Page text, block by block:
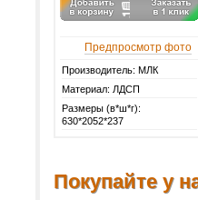
Предпросмотр фото
Производитель: МЛК
Материал: ЛДСП
Размеры (в*ш*г):
630*2052*237
Покупайте у